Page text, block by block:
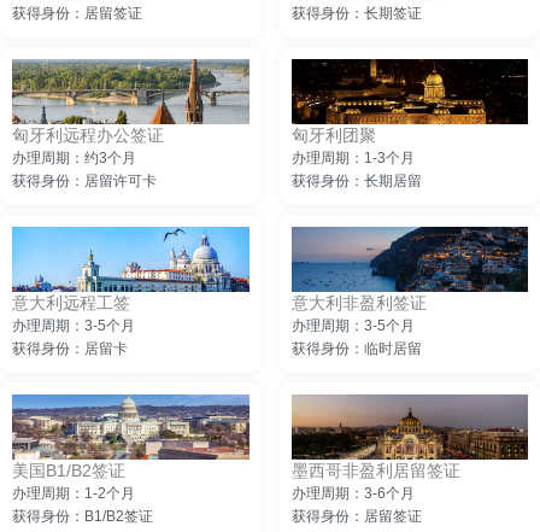
获得身份：居留签证
获得身份：长期签证
匈牙利远程办公签证
办理周期：约3个月
获得身份：居留许可卡
匈牙利团聚
办理周期：1-3个月
获得身份：长期居留
意大利远程工签
办理周期：3-5个月
获得身份：居留卡
意大利非盈利签证
办理周期：3-5个月
获得身份：临时居留
美国B1/B2签证
办理周期：1-2个月
获得身份：B1/B2签证
墨西哥非盈利居留签证
办理周期：3-6个月
获得身份：居留签证